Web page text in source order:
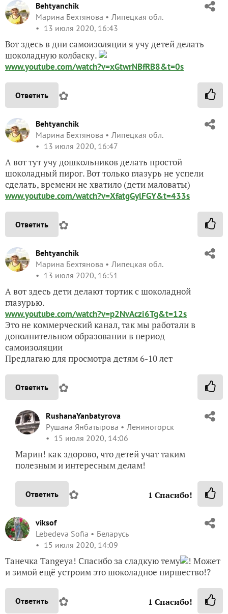
Behtyanchik
Марина Бехтянова
Липецкая обл.
13 июля 2020, 16:43
Вот здесь в дни самоизоляции я учу детей делать
шоколадную колбаску.
www.youtube.com/watch?v=xGtwrNBfRB8&t=0s
Ответить ✿
Behtyanchik
Марина Бехтянова
Липецкая обл.
13 июля 2020, 16:47
А вот тут учу дошкольников делать простой
шоколадный пирог. Вот только глазурь не успели
сделать, времени не хватило (дети маловаты)
www.youtube.com/watch?v=XfatgGylFGY&t=433s
Ответить ✿
Behtyanchik
Марина Бехтянова
Липецкая обл.
13 июля 2020, 16:51
А вот здесь дети делают тортик с шоколадной
глазурью.
www.youtube.com/watch?v=p2NvAczi6Tg&t=12s
Это не коммерческий канал, так мы работали в
дополнительном образовании в период
самоизоляции
Предлагаю для просмотра детям 6-10 лет
Ответить ✿
RushanaYanbatyrova
Рушана Янбатырова
Лениногорск
15 июля 2020, 14:06
Марин! как здорово, что детей учат таким
полезным и интересным делам!
Ответить ✿ 1 Спасибо!
viksof
Lebedeva Sofia
Беларусь
15 июля 2020, 14:09
Танечка Tangeya! Спасибо за сладкую тему
! Может
и зимой ещё устроим это шоколадное пиршество!?
Ответить ✿ 1 Спасибо!